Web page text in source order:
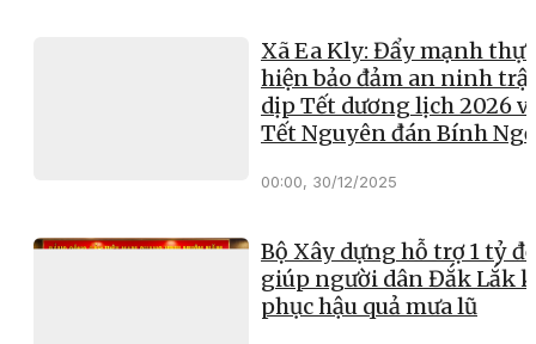
Xã Ea Kly: Đẩy mạnh thực
hiện bảo đảm an ninh
dịp Tết dương lịch 2026
Tết Nguyên đán Bính Ngọ
00:00, 30/12/2025
Bộ Xây dựng hỗ trợ 1 tỷ
giúp người dân Đắk Lắk
phục hậu quả mưa lũ